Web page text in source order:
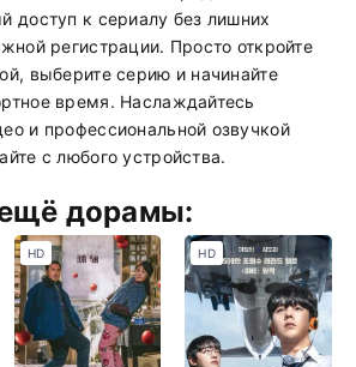
доступ к сериалу без лишних
регистрации. Просто откройте
выберите серию и начинайте
время. Наслаждайтесь
и профессиональной озвучкой
с любого устройства.
дорамы:
HD HD